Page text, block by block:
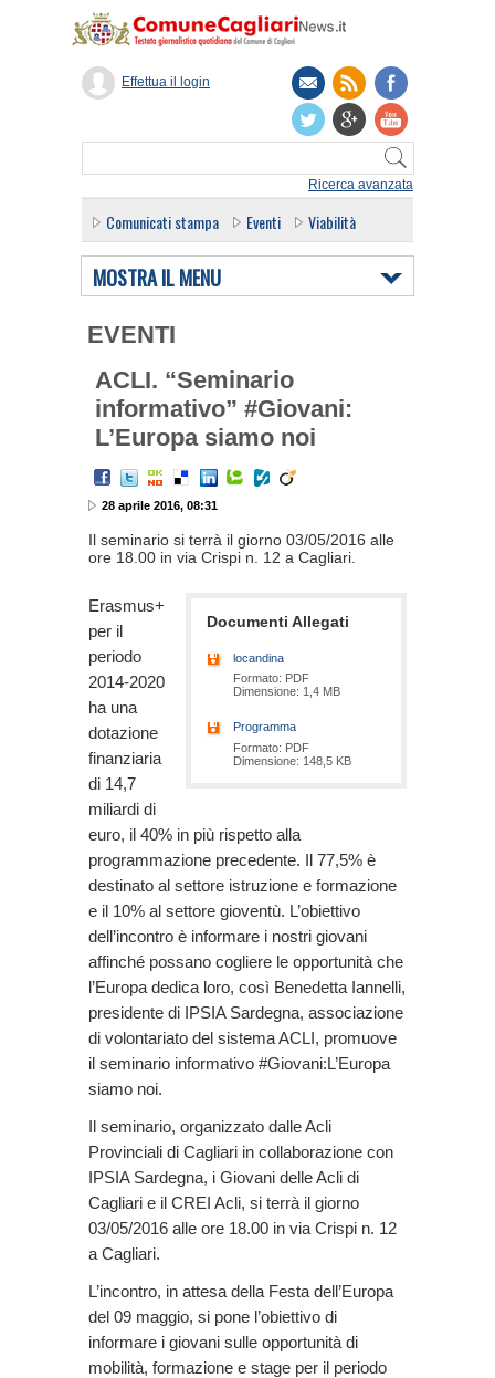
Ricerca avanzata
Effettua il login
Comunicati stampa Eventi Viabilità
MOSTRA IL MENU
EVENTI
ACLI. “Seminario
informativo” #Giovani:
L’Europa siamo noi
28 aprile 2016, 08:31
Il seminario si terrà il giorno 03/05/2016 alle
ore 18.00 in via Crispi n. 12 a Cagliari.
Documenti Allegati
locandina
Formato: PDF
Dimensione: 1,4 MB
Programma
Formato: PDF
Dimensione: 148,5 KB
Erasmus+
per il
periodo
2014-2020
ha una
dotazione
finanziaria
di 14,7
miliardi di
euro, il 40% in più rispetto alla
programmazione precedente. Il 77,5% è
destinato al settore istruzione e formazione
e il 10% al settore gioventù. L’obiettivo
dell’incontro è informare i nostri giovani
affinché possano cogliere le opportunità che
l’Europa dedica loro, così Benedetta Iannelli,
presidente di IPSIA Sardegna, associazione
di volontariato del sistema ACLI, promuove
il seminario informativo #Giovani:L’Europa
siamo noi.
Il seminario, organizzato dalle Acli
Provinciali di Cagliari in collaborazione con
IPSIA Sardegna, i Giovani delle Acli di
Cagliari e il CREI Acli, si terrà il giorno
03/05/2016 alle ore 18.00 in via Crispi n. 12
a Cagliari.
L’incontro, in attesa della Festa dell’Europa
del 09 maggio, si pone l’obiettivo di
informare i giovani sulle opportunità di
mobilità, formazione e stage per il periodo